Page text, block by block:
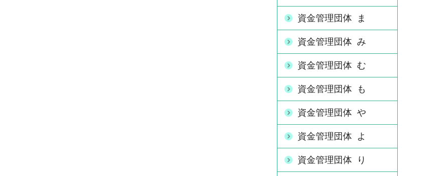
資金管理団体 ま
資金管理団体 み
資金管理団体 む
資金管理団体 も
資金管理団体 や
資金管理団体 よ
資金管理団体 り